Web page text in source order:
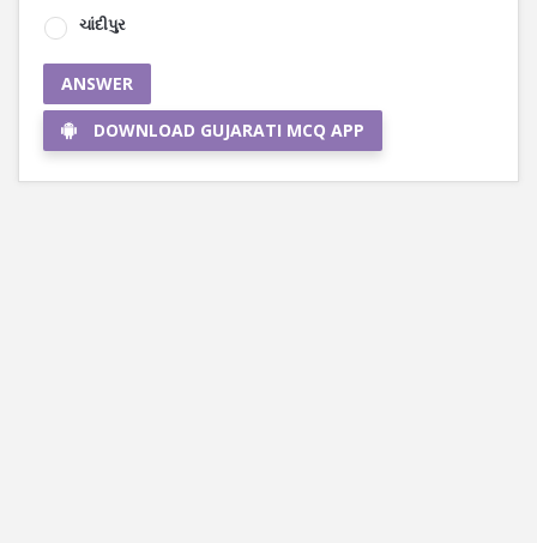
ચાંદીપુર
ANSWER
DOWNLOAD GUJARATI MCQ APP